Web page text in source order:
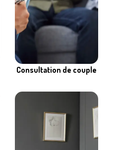
Consultation de couple